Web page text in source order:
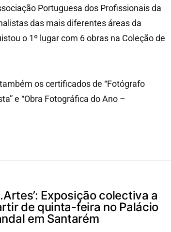
Portuguesa dos Profissionais da
das mais diferentes áreas da
o 1º lugar com 6 obras na Coleção de
os certificados de “Fotógrafo
e “Obra Fotográfica do Ano –
Exposição colectiva a
de quinta-feira no Palácio
em Santarém